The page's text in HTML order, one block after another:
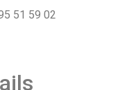
51 59 02